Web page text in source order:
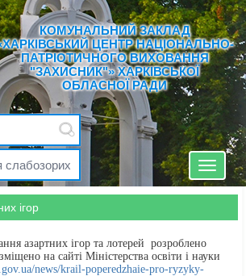
КОМУНАЛЬНИЙ ЗАКЛАД
ЦЕНТР НАЦІОНАЛЬНО-
ПАТРІОТИЧНОГО ВИХОВАННЯ
"ЗАХИСНИК"» ХАРКІВСЬКОЇ
ОБЛАСНОЇ РАДИ
слабозорих
Toggle
ігор
азартних ігор та лотерей розроблено
на сайті Міністерства освіти і науки
news/krail-poperedzhaie-pro-ryzyky-